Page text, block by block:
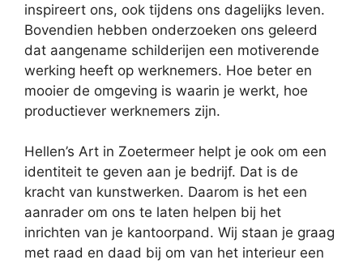
inspireert ons, ook tijdens ons dagelijks leven.
Bovendien hebben onderzoeken ons geleerd
dat aangename schilderijen een motiverende
werking heeft op werknemers. Hoe beter en
mooier de omgeving is waarin je werkt, hoe
productiever werknemers zijn.
Hellen’s Art in Zoetermeer helpt je ook om een
identiteit te geven aan je bedrijf. Dat is de
kracht van kunstwerken. Daarom is het een
aanrader om ons te laten helpen bij het
inrichten van je kantoorpand. Wij staan je graag
met raad en daad bij om van het interieur een